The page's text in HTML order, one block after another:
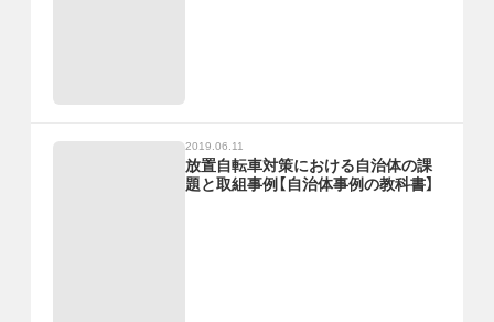
2019.06.11
放置自転車対策における自治体の課
題と取組事例【自治体事例の教科書】